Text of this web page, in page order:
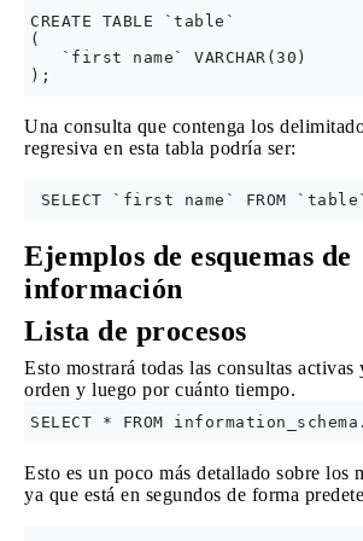
CREATE TABLE `table`
(
   `first name` VARCHAR(30)
Una consulta que contenga los
regresiva en esta tabla podría ser:
Ejemplos de esquemas de
información
Lista de procesos
Esto mostrará todas las consultas activas
orden y luego por cuánto tiempo.
Esto es un poco más detallado sobre los
ya que está en segundos de forma